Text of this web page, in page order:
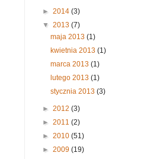
► 2014 (3)
▼ 2013 (7)
maja 2013(1)
kwietnia 2013(1)
marca 2013(1)
lutego 2013(1)
stycznia 2013(3)
► 2012 (3)
► 2011 (2)
► 2010 (51)
► 2009 (19)